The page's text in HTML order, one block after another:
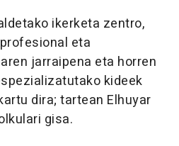
ikerketa zentro,
eta
jarraipena eta horren
kideek
dira; tartean Elhuyar
gisa.